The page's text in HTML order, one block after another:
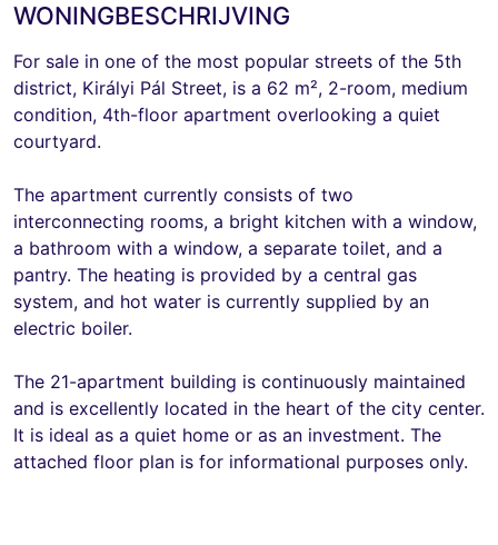
WONINGBESCHRIJVING
For sale in one of the most popular streets of the 5th
district, Királyi Pál Street, is a 62 m², 2-room, medium
condition, 4th-floor apartment overlooking a quiet
courtyard.
The apartment currently consists of two
interconnecting rooms, a bright kitchen with a window,
a bathroom with a window, a separate toilet, and a
pantry. The heating is provided by a central gas
system, and hot water is currently supplied by an
electric boiler.
The 21-apartment building is continuously maintained
and is excellently located in the heart of the city center.
It is ideal as a quiet home or as an investment. The
attached floor plan is for informational purposes only.